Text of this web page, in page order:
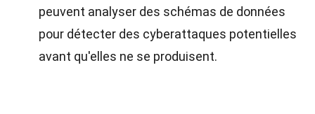
peuvent analyser des schémas de données
pour détecter des cyberattaques potentielles
avant qu'elles ne se produisent.